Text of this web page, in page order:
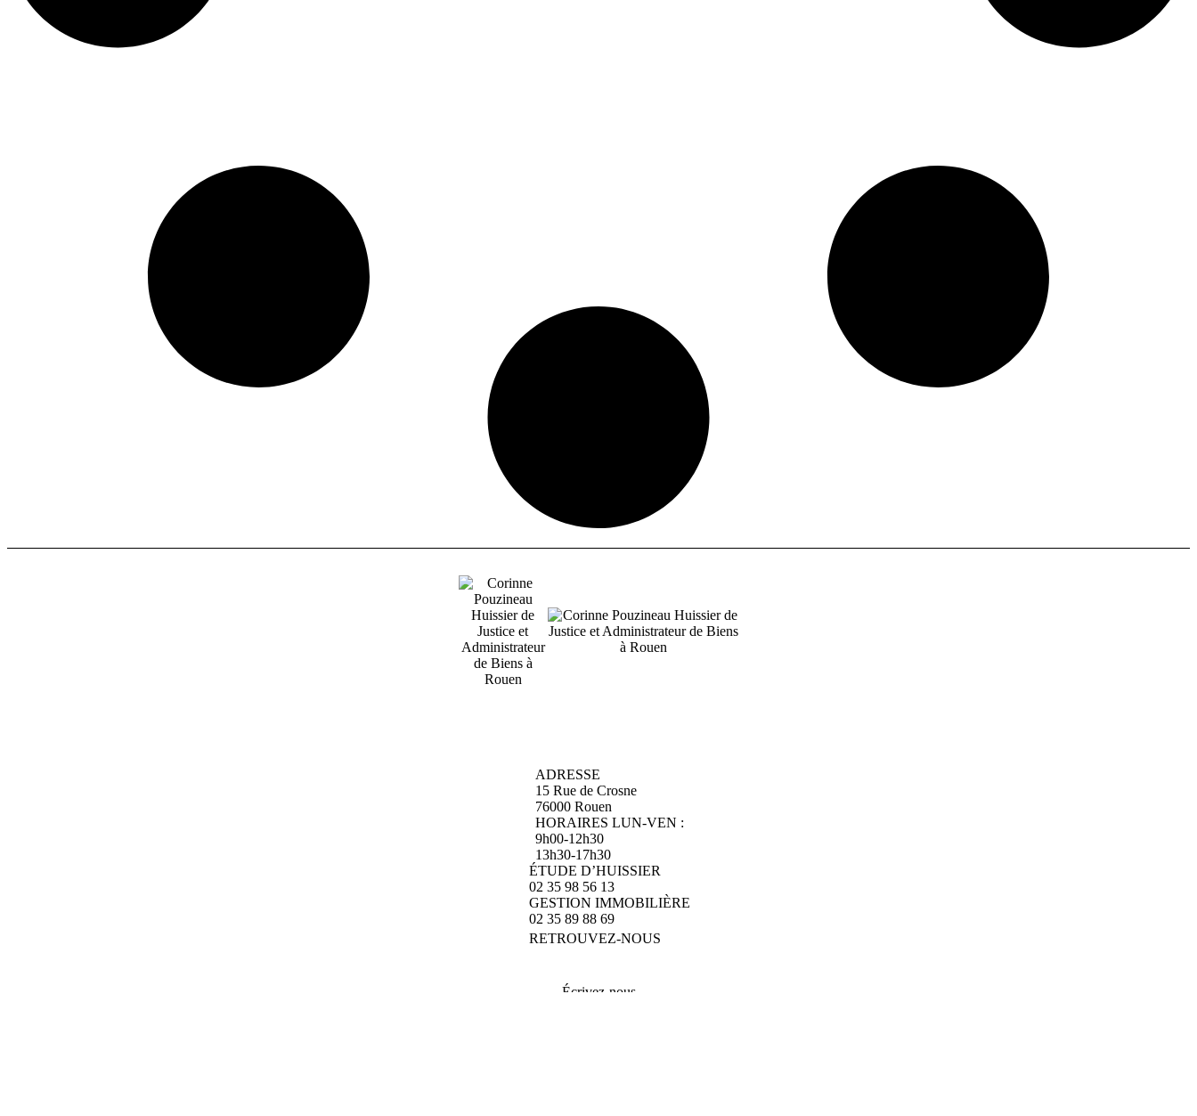
ADRESSE
15 Rue de Crosne
76000 Rouen
HORAIRES LUN-VEN :
9h00-12h30
13h30-17h30
Écrivez-nous
ÉTUDE D’HUISSIER
02 35 98 56 13
GESTION IMMOBILIÈRE
02 35 89 88 69
RETROUVEZ-NOUS